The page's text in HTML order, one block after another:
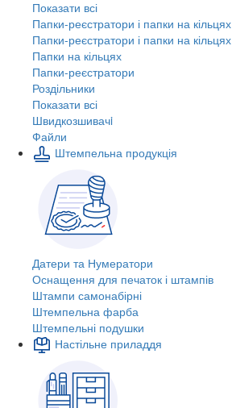
Показати всі
Папки-реєстратори і папки на кільцях
Папки-реєстратори і папки на кільцях
Папки на кільцях
Папки-реєстратори
Роздільники
Показати всі
Швидкозшивачi
Файли
Штемпельна продукція
Датери та Нумератори
Оснащення для печаток і штампів
Штампи самонабірні
Штемпельна фарба
Штемпельні подушки
Настільне приладдя